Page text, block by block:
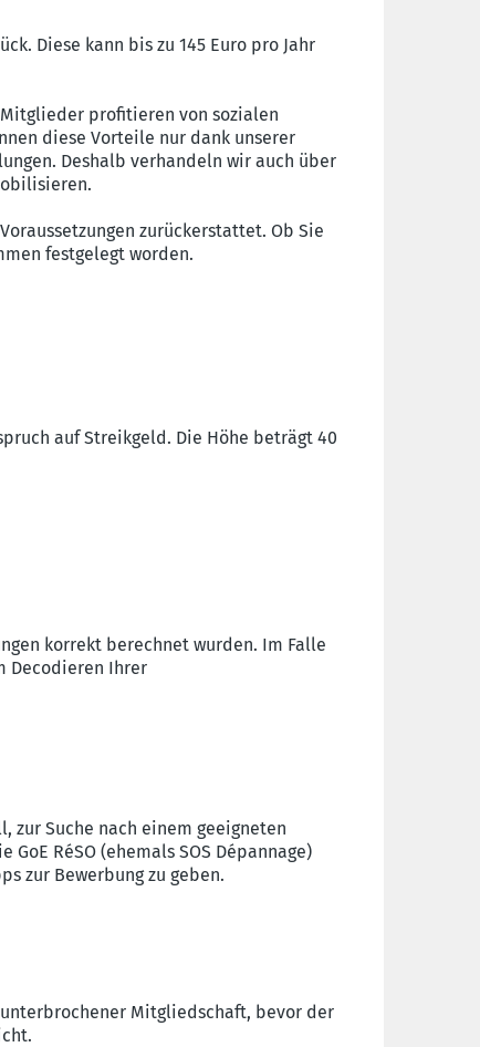
Diese kann bis zu 145 Euro pro Jahr
profitieren von sozialen
diese Vorteile nur dank unserer
Deshalb verhandeln wir auch über
zurückerstattet. Ob Sie
festgelegt worden.
auf Streikgeld. Die Höhe beträgt 40
korrekt berechnet wurden. Im Falle
Decodieren Ihrer
zur Suche nach einem geeigneten
RéSO (ehemals SOS Dépannage)
zur Bewerbung zu geben.
Mitgliedschaft, bevor der